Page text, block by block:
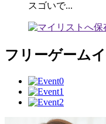
スゴいで...
フリーゲーム